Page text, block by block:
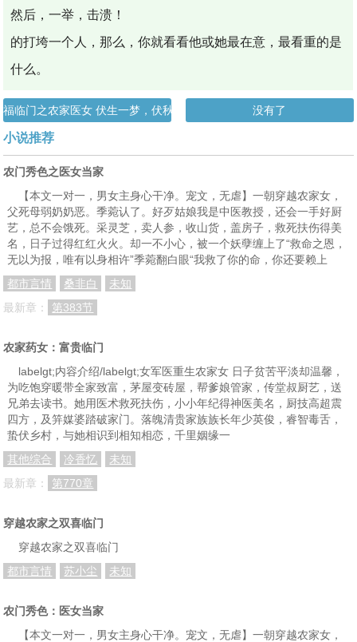
然后，一举，击溃！
的打垮一个人，那么，你就看看他或她最在意，最看重的是
什么。
福临门之农家医女 伏生一梦，伏秋莲之084 再三 没有了
小说推荐
农门秀色之医女当家
【本文一对一，男女主身心干净。宠文，无虐】一朝穿越农家女，
父死母弱奶奶恶。季菀认了。好歹姑娘我是中医教授，还会一手好厨
艺，总不会饿死。采灵芝，卖人参，收山货，盖房子，救死扶伤得美
名，日子过得红红火火。却一不小心，被一个妖孽缠上了“救命之恩，
无以为报，唯有以身相许”季菀翻白眼“我救了你的命，你还要赖上
都市言情
桑非白
未知
最新章：
第383节
农家药女：富贵临门
labelgt;内容介绍/labelgt;女军医重生农家女 日子贫苦平淡却温馨，
为吃饱穿暖带全家致富，茅屋变砖屋，帮爹娘管家，传堂叔厨艺，送
兄弟去读书。她用医术救死扶伤，小小年纪得神医美名，厨技高超震
四方，及笄媒婆踏破家门。落魄清贵家族族长年少英俊，睿智毒舌，
蛰伏乡村，与她相识到相知相恋，千里姻缘一
其他综合
冷香忆
未知
最新章：
第770章
穿越农家之双喜临门
穿越农家之双喜临门
都市言情
苏小尘 未知
农门秀色：医女当家
【本文一对一，男女主身心干净。宠文，无虐】一朝穿越农家女，